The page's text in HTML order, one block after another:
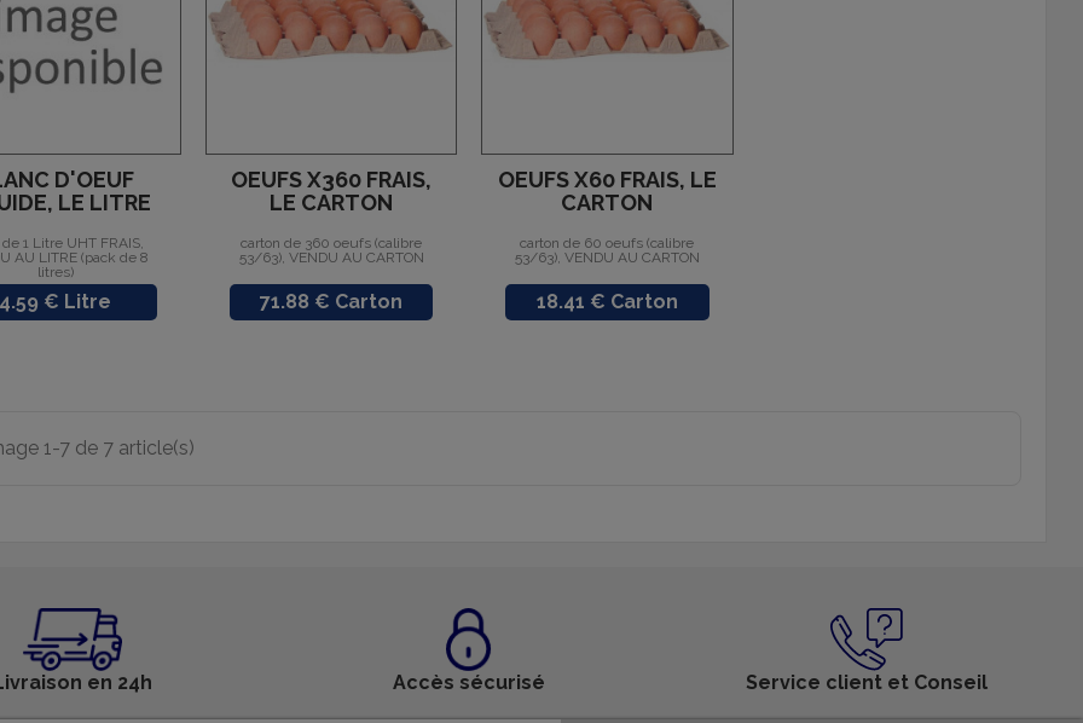
D'OEUF
LE LITRE
1 Litre UHT FRAIS,
AU LITRE (pack de 8
litres)
Prix
4.59 € Litre
OEUFS X360 FRAIS,
LE CARTON
carton de 360 oeufs (calibre
53/63), VENDU AU CARTON
Prix
71.88 € Carton
OEUFS X60 FRAIS, LE
CARTON
carton de 60 oeufs (calibre
53/63), VENDU AU CARTON
Prix
18.41 € Carton
1-7 de 7 article(s)
en 24h Accès sécurisé Service client et Conseil